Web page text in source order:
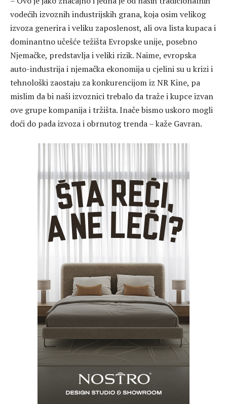
vodećih izvoznih industrijskih grana, koja osim velikog
izvoza generira i veliku zaposlenost, ali ova lista kupaca i
dominantno učešće težišta Evropske unije, posebno
Njemačke, predstavlja i veliki rizik. Naime, evropska
auto-industrija i njemačka ekonomija u cjelini su u krizi i
tehnološki zaostaju za konkurencijom iz NR Kine, pa
mislim da bi naši izvoznici trebalo da traže i kupce izvan
ove grupe kompanija i tržišta. Inače bismo uskoro mogli
doći do pada izvoza i obrnutog trenda – kaže Gavran.